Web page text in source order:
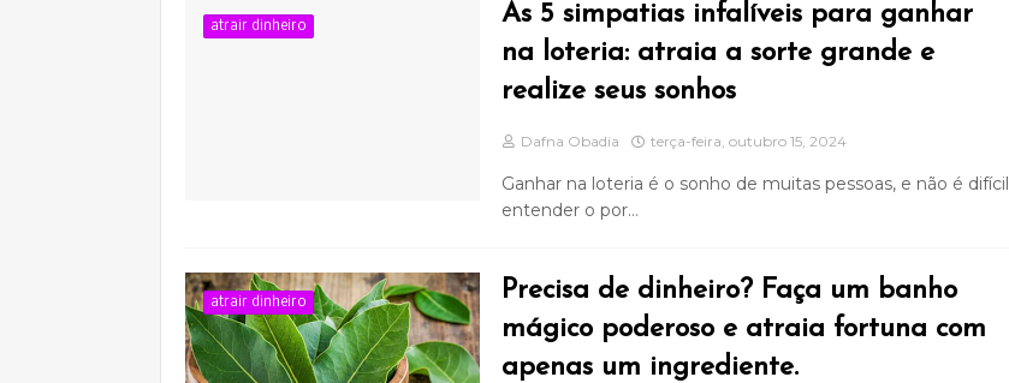
atrair dinheiro
As 5 simpatias infalíveis para ganhar
na loteria: atraia a sorte grande e
realize seus sonhos
Dafna Obadia terça-feira, outubro 15, 2024
Ganhar na loteria é o sonho de muitas pessoas, e não é difícil
entender o por…
atrair dinheiro
Precisa de dinheiro? Faça um banho
mágico poderoso e atraia fortuna com
apenas um ingrediente.